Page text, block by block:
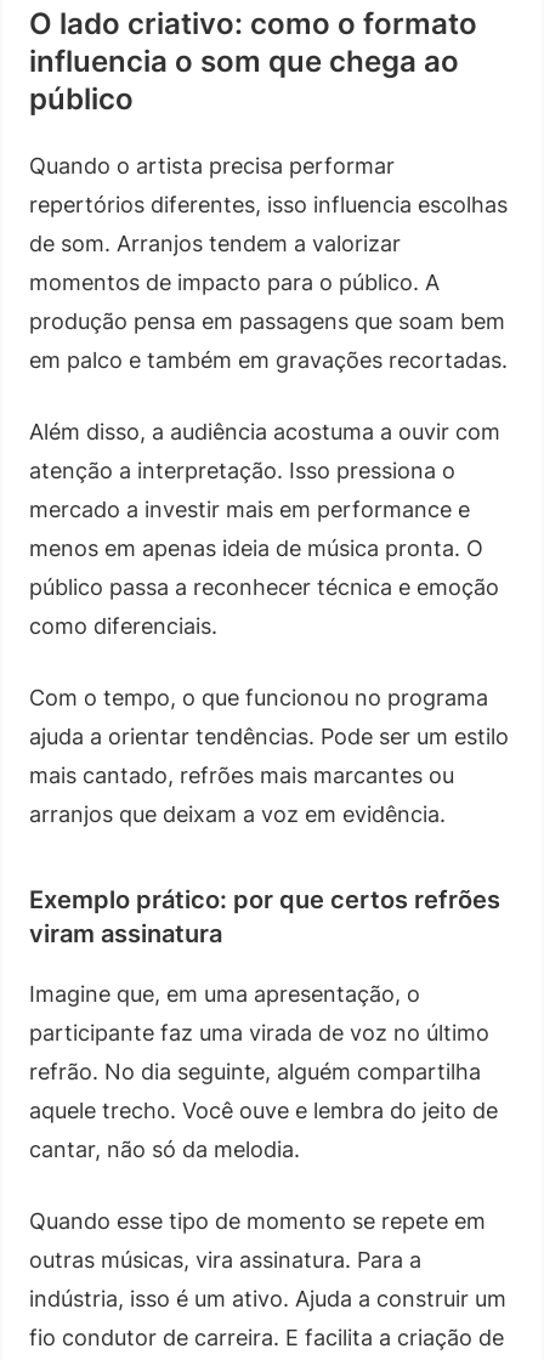
O lado criativo: como o formato
influencia o som que chega ao
público
Quando o artista precisa performar
repertórios diferentes, isso influencia escolhas
de som. Arranjos tendem a valorizar
momentos de impacto para o público. A
produção pensa em passagens que soam bem
em palco e também em gravações recortadas.
Além disso, a audiência acostuma a ouvir com
atenção a interpretação. Isso pressiona o
mercado a investir mais em performance e
menos em apenas ideia de música pronta. O
público passa a reconhecer técnica e emoção
como diferenciais.
Com o tempo, o que funcionou no programa
ajuda a orientar tendências. Pode ser um estilo
mais cantado, refrões mais marcantes ou
arranjos que deixam a voz em evidência.
Exemplo prático: por que certos refrões
viram assinatura
Imagine que, em uma apresentação, o
participante faz uma virada de voz no último
refrão. No dia seguinte, alguém compartilha
aquele trecho. Você ouve e lembra do jeito de
cantar, não só da melodia.
Quando esse tipo de momento se repete em
outras músicas, vira assinatura. Para a
indústria, isso é um ativo. Ajuda a construir um
fio condutor de carreira. E facilita a criação de